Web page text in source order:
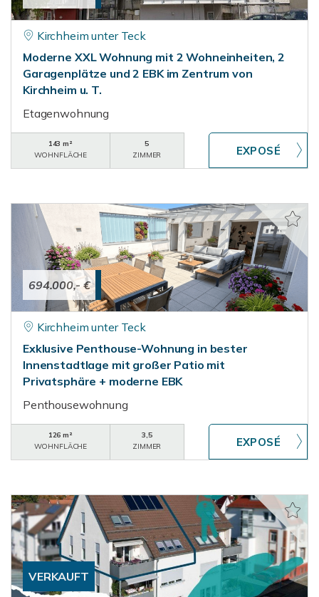
Kirchheim unter Teck
Moderne XXL Wohnung mit 2 Wohneinheiten, 2
Garagenplätze und 2 EBK im Zentrum von
Kirchheim u. T.
Etagenwohnung
143 m²
WOHNFLÄCHE
5
ZIMMER
694.000,- €
Kirchheim unter Teck
Exklusive Penthouse-Wohnung in bester
Innenstadtlage mit großer Patio mit
Privatsphäre + moderne EBK
Penthousewohnung
126 m²
WOHNFLÄCHE
3,5
ZIMMER
VERKAUFT